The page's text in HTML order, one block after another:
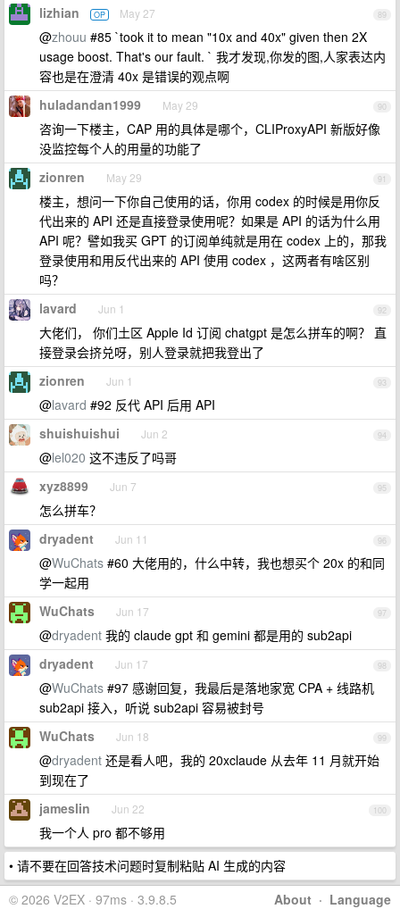
89
lizhian OP May 27
@zhouu #85 `took it to mean "10x and 40x" given then 2X
usage boost. That's our fault. ` 我才发现,你发的图,人家表达内
容也是在澄清 40x 是错误的观点啊
90
huladandan1999 May 29
咨询一下楼主，CAP 用的具体是哪个，CLIProxyAPI 新版好像
没监控每个人的用量的功能了
91
zionren May 29
楼主，想问一下你自己使用的话，你用 codex 的时候是用你反
代出来的 API 还是直接登录使用呢？如果是 API 的话为什么用
API 呢？譬如我买 GPT 的订阅单纯就是用在 codex 上的，那我
登录使用和用反代出来的 API 使用 codex ，这两者有啥区别
吗？
92
lavard Jun 1
大佬们， 你们土区 Apple Id 订阅 chatgpt 是怎么拼车的啊？ 直
接登录会挤兑呀，别人登录就把我登出了
93
zionren Jun 1
@lavard #92 反代 API 后用 API
94
shuishuishui Jun 2
@lel020 这不违反了吗哥
95
xyz8899 Jun 7
怎么拼车？
96
dryadent Jun 11
@WuChats #60 大佬用的，什么中转，我也想买个 20x 的和同
学一起用
97
WuChats Jun 17
@dryadent 我的 claude gpt 和 gemini 都是用的 sub2api
98
dryadent Jun 17
@WuChats #97 感谢回复，我最后是落地家宽 CPA + 线路机
sub2api 接入，听说 sub2api 容易被封号
99
WuChats Jun 18
@dryadent 还是看人吧，我的 20xclaude 从去年 11 月就开始
到现在了
100
jameslin Jun 22
我一个人 pro 都不够用
• 请不要在回答技术问题时复制粘贴 AI 生成的内容
About · Language
© 2026 V2EX · 97ms · 3.9.8.5